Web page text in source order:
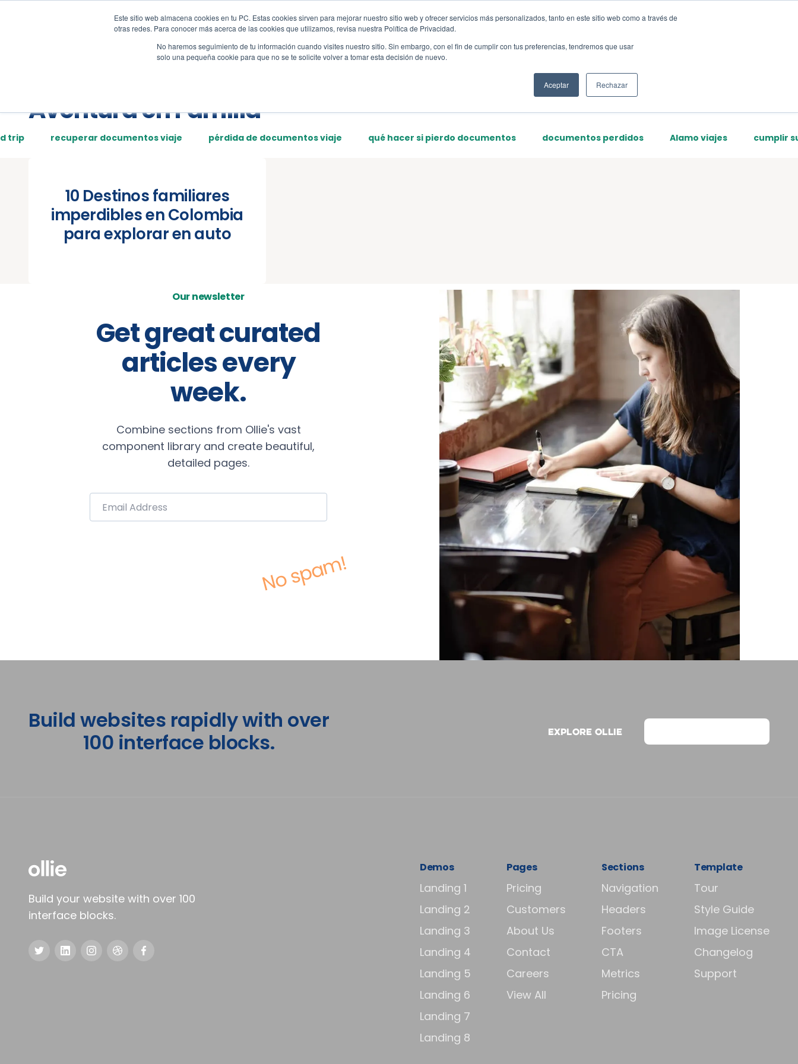
Este sitio web almacena cookies en tu PC. Estas cookies sirven para mejorar nuestro sitio web y ofrecer servicios más personalizados, tanto en este sitio web como a través de
otras redes. Para conocer más acerca de las cookies que utilizamos, revisa nuestra Política de Privacidad.
No haremos seguimiento de tu información cuando visites nuestro sitio. Sin embargo, con el fin de cumplir con tus preferencias, tendremos que usar
solo una pequeña cookie para que no se te solicite volver a tomar esta decisión de nuevo.
Aceptar Rechazar
Tour Demos Pages Sections Template
Aventura en Familia
trip recuperar documentos viaje pérdida de documentos viaje qué hacer si pierdo documentos documentos perdidos Alamo viajes cumplir
10 Destinos familiares
imperdibles en Colombia
para explorar en auto
Our newsletter
Get great curated
articles every
week.
Combine sections from Ollie's vast
component library and create beautiful,
detailed pages.
No spam!
Build websites rapidly with over
100 interface blocks.
Explore Ollie
Build your website with over 100
interface blocks.
Demos
Landing 1
Landing 2
Landing 3
Landing 4
Landing 5
Landing 6
Landing 7
Landing 8
Pages
Pricing
Customers
About Us
Contact
Careers
View All
Sections
Navigation
Headers
Footers
CTA
Metrics
Pricing
Template
Tour
Style Guide
Image License
Changelog
Support